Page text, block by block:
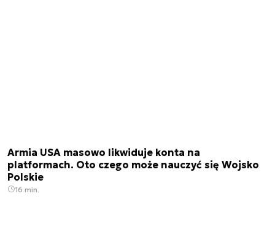
Armia USA masowo likwiduje konta na
platformach. Oto czego może nauczyć się Wojsko
Polskie
16 min.